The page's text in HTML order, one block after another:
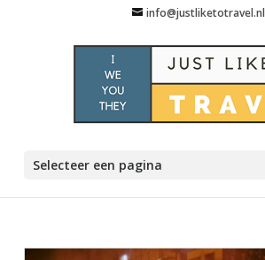
info@justliketotravel.nl
Selecteer een pagina